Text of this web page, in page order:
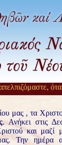
όταν ο
μας , τα
. Ανήκει στις
και μαζί
Την ημέρα